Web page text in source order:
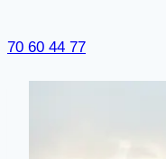
70 60 44 77